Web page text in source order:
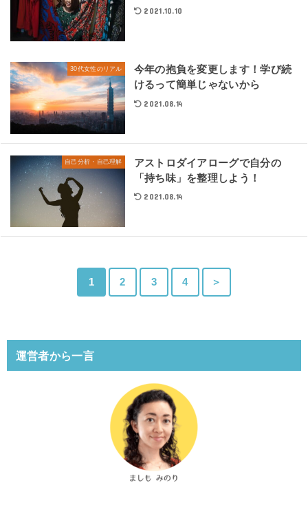
2021.10.10
30代女性のリアル
今年の抱負を変更します！学び続
けるって簡単じゃないから
2021.08.14
自己分析・自己理解
アストロダイアローグで自分の
「持ち味」を整理しよう！
2021.08.14
1 2 3 4 ＞
運営者から一言